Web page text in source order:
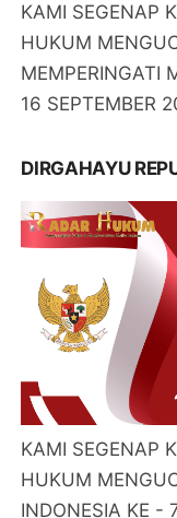
KAMI SEGENAP
HUKUM
MEMPERINGATI
16 SEPTEMBER
DIRGAHAYU
KAMI SEGENAP
HUKUM
INDONESIA KE -